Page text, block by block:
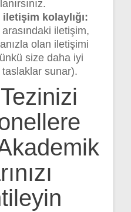
iletişim kolaylığı:
iletişim,
olan iletişimi
size daha iyi
taslaklar sunar).